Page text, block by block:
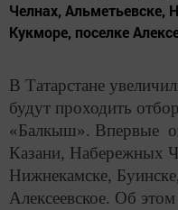
Челнах, Альметьевске,
Кукморе, поселке
В Татарстане
будут проходить
«Балкыш». Впервые
Казани, Набережных
Нижнекамске,
Алексеевское. Об